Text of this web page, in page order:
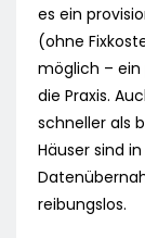
es ein
(ohne
möglich – ein
die Praxis.
schneller als
Häuser sind
reibungslos.